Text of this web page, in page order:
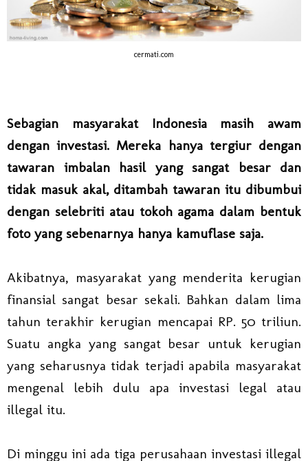
cermati.com
Sebagian masyarakat Indonesia masih awam
dengan investasi. Mereka hanya tergiur dengan
tawaran imbalan hasil yang sangat besar dan
tidak masuk akal, ditambah tawaran itu dibumbui
dengan selebriti atau tokoh agama dalam bentuk
foto yang sebenarnya hanya kamuflase saja.
Akibatnya, masyarakat yang menderita kerugian
finansial sangat besar sekali. Bahkan dalam lima
tahun terakhir kerugian mencapai RP. 50 triliun.
Suatu angka yang sangat besar untuk kerugian
yang seharusnya tidak terjadi apabila masyarakat
mengenal lebih dulu apa investasi legal atau
illegal itu.
Di minggu ini ada tiga perusahaan investasi illegal